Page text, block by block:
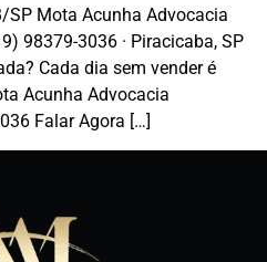
SP Mota Acunha Advocacia
98379-3036 · Piracicaba, SP
Cada dia sem vender é
Acunha Advocacia
Falar Agora […]